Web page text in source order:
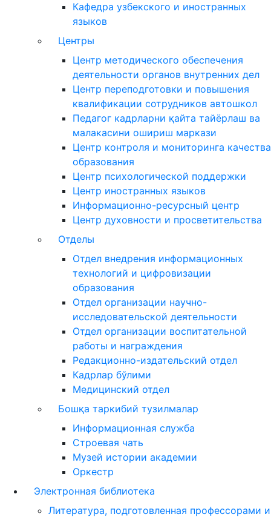
Кафедра узбекского и иностранных
языков
Центры
Центр методического обеспечения
деятельности органов внутренних дел
Центр переподготовки и повышения
квалификации сотрудников автошкол
Педагог кадрларни қайта тайёрлаш ва
малакасини ошириш маркази
Центр контроля и мониторинга качества
образования
Центр психологической поддержки
Центр иностранных языков
Информационно-ресурсный центр
Центр духовности и просветительства
Отделы
Отдел внедрения информационных
технологий и цифровизации
образования
Отдел организации научно-
исследовательской деятельности
Отдел организации воспитательной
работы и награждения
Редакционно-издательский отдел
Кадрлар бўлими
Медицинский отдел
Бошқа таркибий тузилмалар
Информационная служба
Строевая чать
Музей истории академии
Оркестр
Электронная библиотека
Литература, подготовленная профессорами и